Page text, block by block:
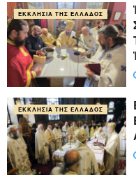
ΕΚΚΛΗΣΊΑ ΤΗΣ ΕΛΛΆΔΟΣ
ΕΚΚΛΗΣΊΑ ΤΗΣ ΕΛΛΆΔΟΣ